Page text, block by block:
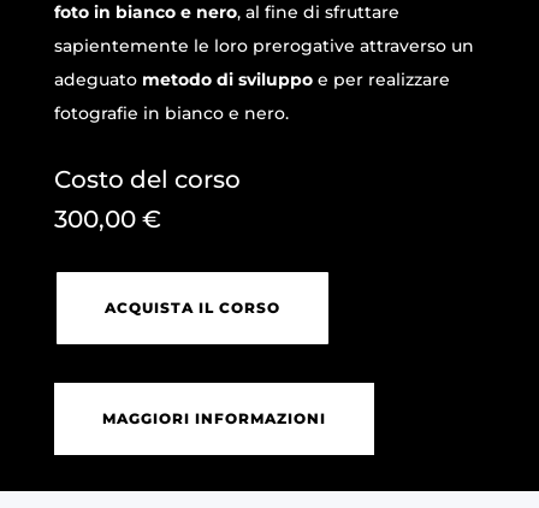
foto in bianco e nero, al fine di sfruttare
sapientemente le loro prerogative attraverso un
adeguato metodo di sviluppoe per realizzare
fotografie in bianco e nero.
Costo del corso
300,00 €
ACQUISTA IL CORSO
MAGGIORI INFORMAZIONI